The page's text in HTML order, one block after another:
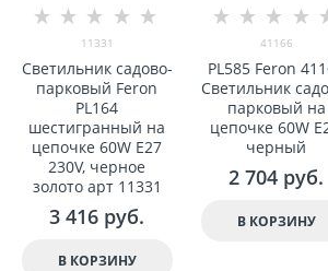
11331
Светильник садово-
парковый Feron
PL164
шестигранный на
цепочке 60W E27
230V, черное
золото арт 11331
3 416 руб.
В КОРЗИНУ
41166
PL585 Feron
Светильник
парковый на
цепочке 60W
черный
2 704 руб.
В КОРЗИНУ